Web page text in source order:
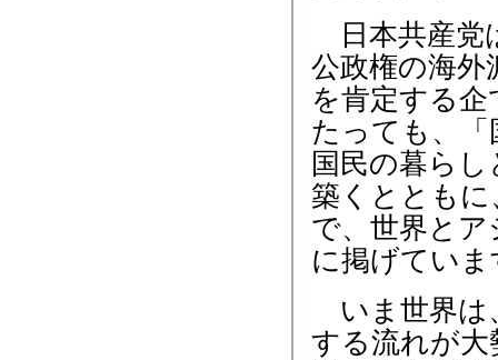
日本共産党
公政権の海外
を肯定する
たっても、
国民の暮ら
築くとともに
で、世界と
に掲げていま
いま世界は
する流れが